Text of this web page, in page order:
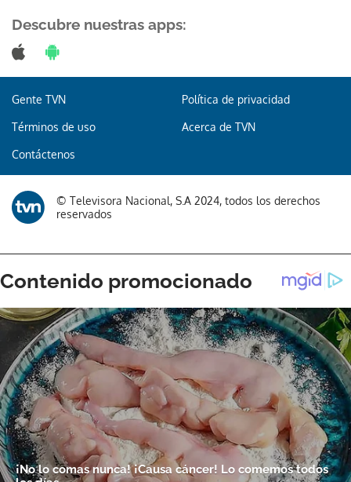
Descubre nuestras apps:
Gente TVN Política de privacidad
Términos de uso Acerca de TVN
Contáctenos
© Televisora Nacional, S.A 2024, todos los derechos
reservados